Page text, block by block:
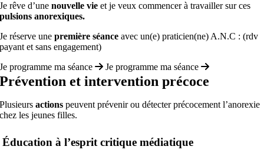
Je rêve d’unenouvelle vie et je veux commencer à travailler sur ces
pulsions anorexiques.
Je réserve unepremière séance avec un(e) praticien(ne) A.N.C : (rdv
payant et sans engagement)
Je programme ma séance
Je programme ma séance
Prévention et intervention précoce
Plusieursactions peuvent prévenir ou détecter précocement l’anorexie
chez les jeunes filles.
Éducation à l’esprit critique médiatique